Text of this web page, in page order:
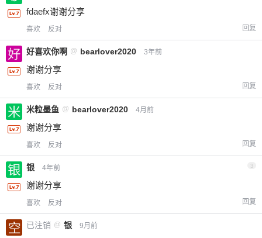
fdaefx谢谢分享
喜欢 反对 回复
好喜欢你啊 @ bearlover2020 3年前
谢谢分享
喜欢 反对 回复
米粒墨鱼 @ bearlover2020 4月前
谢谢分享
喜欢 反对 回复
银 4年前 3
谢谢分享
喜欢 反对 回复
已注销 @ 银 9月前